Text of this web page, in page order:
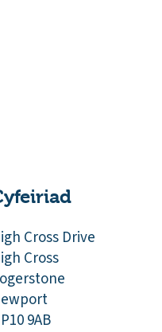
Cross Drive
Cross
9AB